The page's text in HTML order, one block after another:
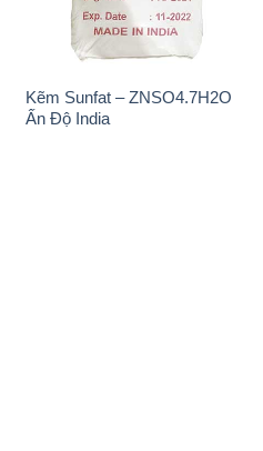
Kẽm Sunfat – ZNSO4.7H2O
Ấn Độ India